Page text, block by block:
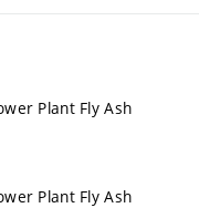
Plant Fly Ash
Plant Fly Ash